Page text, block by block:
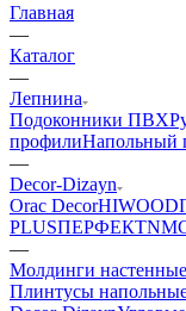
Главная
—
Каталог
—
Лепнина
Подоконники ПВХ
профилиНапольный
—
Decor-Dizayn
Orac DecorHIWOOD
PLUSПЕРФЕКТ
—
Молдинги
Плинтусы